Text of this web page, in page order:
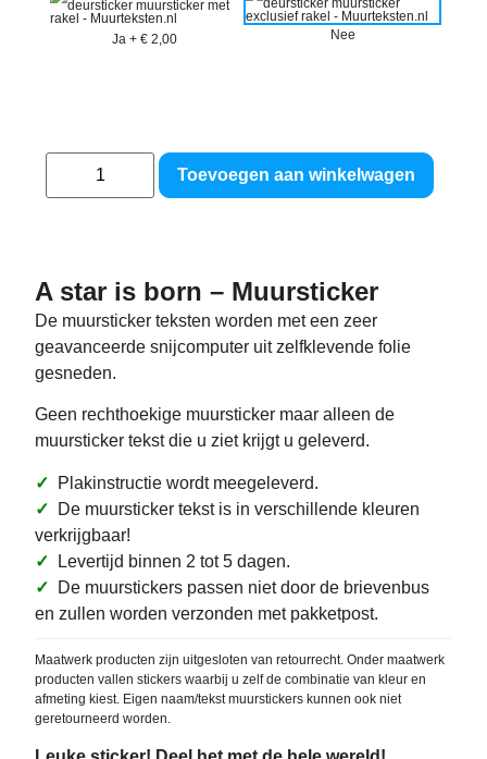
Ja + € 2,00 Nee
Toevoegen aan winkelwagen
A star is born – Muursticker
De muursticker teksten worden met een zeer
geavanceerde snijcomputer uit zelfklevende folie
gesneden.
Geen rechthoekige muursticker maar alleen de
muursticker tekst die u ziet krijgt u geleverd.
✓ Plakinstructie wordt meegeleverd.
✓ De muursticker tekst is in verschillende kleuren
verkrijgbaar!
✓ Levertijd binnen 2 tot 5 dagen.
✓ De muurstickers passen niet door de brievenbus
en zullen worden verzonden met pakketpost.
Maatwerk producten zijn uitgesloten van retourrecht. Onder maatwerk
producten vallen stickers waarbij u zelf de combinatie van kleur en
afmeting kiest. Eigen naam/tekst muurstickers kunnen ook niet
geretourneerd worden.